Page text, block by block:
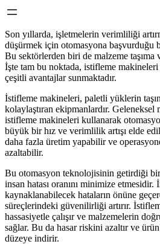
Son yıllarda, işletmelerin verimliliği
düşürmek için otomasyona başvurduğu
Bu sektörlerden biri de malzeme taşıma
İşte tam bu noktada, istifleme
çeşitli avantajlar sunmaktadır.
İstifleme makineleri, paletli yüklerin
kolaylaştıran ekipmanlardır.
istifleme makineleri kullanarak
büyük bir hız ve verimlilik artışı elde
daha fazla üretim yapabilir ve
azaltabilir.
Bu otomasyon teknolojisinin getirdiği
insan hatası oranını minimize etmesidir.
kaynaklanabilecek hataların önüne
süreçlerindeki güvenilirliği artırır.
hassasiyetle çalışır ve malzemelerin
sağlar. Bu da hasar riskini azaltır ve
düzeye indirir.